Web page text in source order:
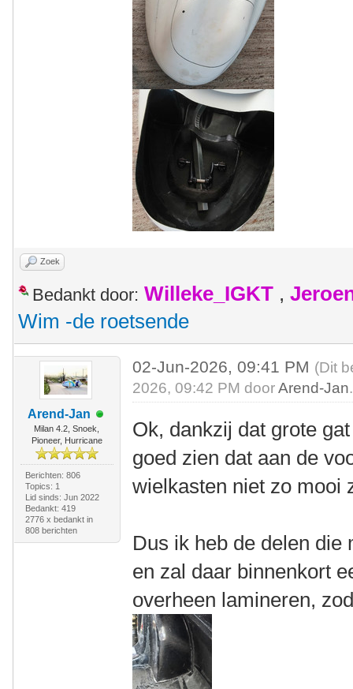
Zoek
Bedankt door: Willeke_IGKT ,
Wim -de roetsende
Arend-Jan
Milan 4.2, Snoek,
Pioneer, Hurricane
Berichten: 806
Topics: 1
Lid sinds: Jun 2022
Bedankt: 419
2776 x bedankt in
808 berichten
02-Jun-2026, 09:41 PM (Dit
2026, 09:42 PM doorArend-Jan
Ok, dankzij dat grote
goed zien dat aan de
wielkasten niet zo mooi
Dus ik heb de delen die
en zal daar binnenkort
overheen lamineren,